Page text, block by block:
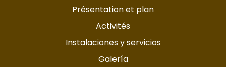
Présentation et plan
Activités
Instalaciones y servicios
Galería